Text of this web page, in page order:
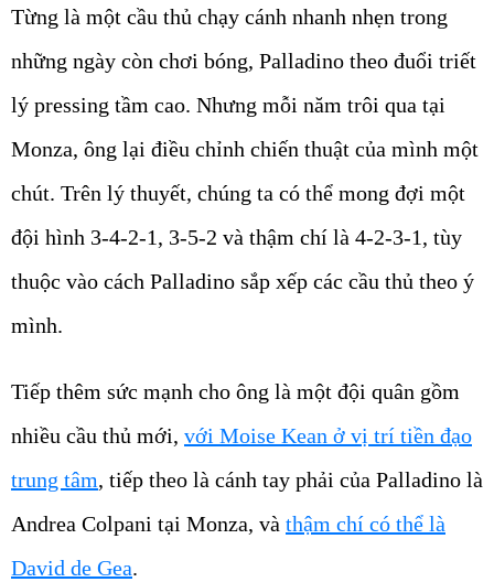
Từng là một cầu thủ chạy cánh nhanh nhẹn trong
những ngày còn chơi bóng, Palladino theo đuổi triết
lý pressing tầm cao. Nhưng mỗi năm trôi qua tại
Monza, ông lại điều chỉnh chiến thuật của mình một
chút. Trên lý thuyết, chúng ta có thể mong đợi một
đội hình 3-4-2-1, 3-5-2 và thậm chí là 4-2-3-1, tùy
thuộc vào cách Palladino sắp xếp các cầu thủ theo ý
mình.
Tiếp thêm sức mạnh cho ông là một đội quân gồm
nhiều cầu thủ mới, với Moise Kean ở vị trí tiền đạo
trung tâm, tiếp theo là cánh tay phải của Palladino là
Andrea Colpani tại Monza, và thậm chí có thể là
David de Gea.